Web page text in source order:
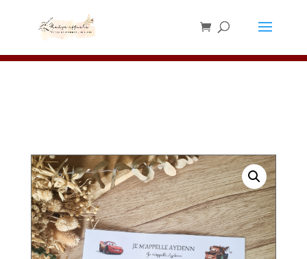
Les chevalets sont en rupture de stock,
merci de ne pas en commander pour le